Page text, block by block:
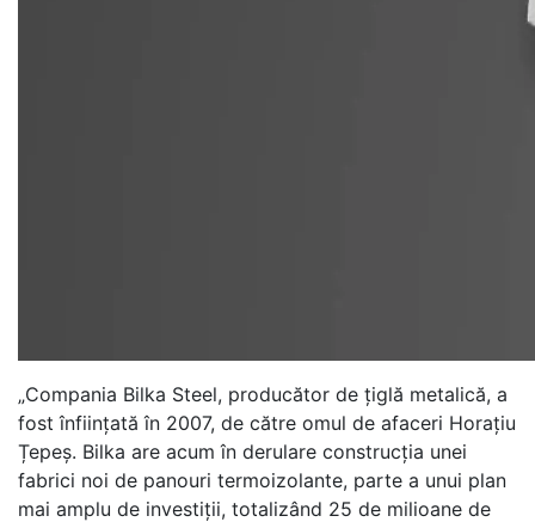
„Compania Bilka Steel, producător de țiglă metalică, a
fost înființată în 2007, de către omul de afaceri Horațiu
Țepeș. Bilka are acum în derulare construcția unei
fabrici noi de panouri termoizolante, parte a unui plan
mai amplu de investiții, totalizând 25 de milioane de